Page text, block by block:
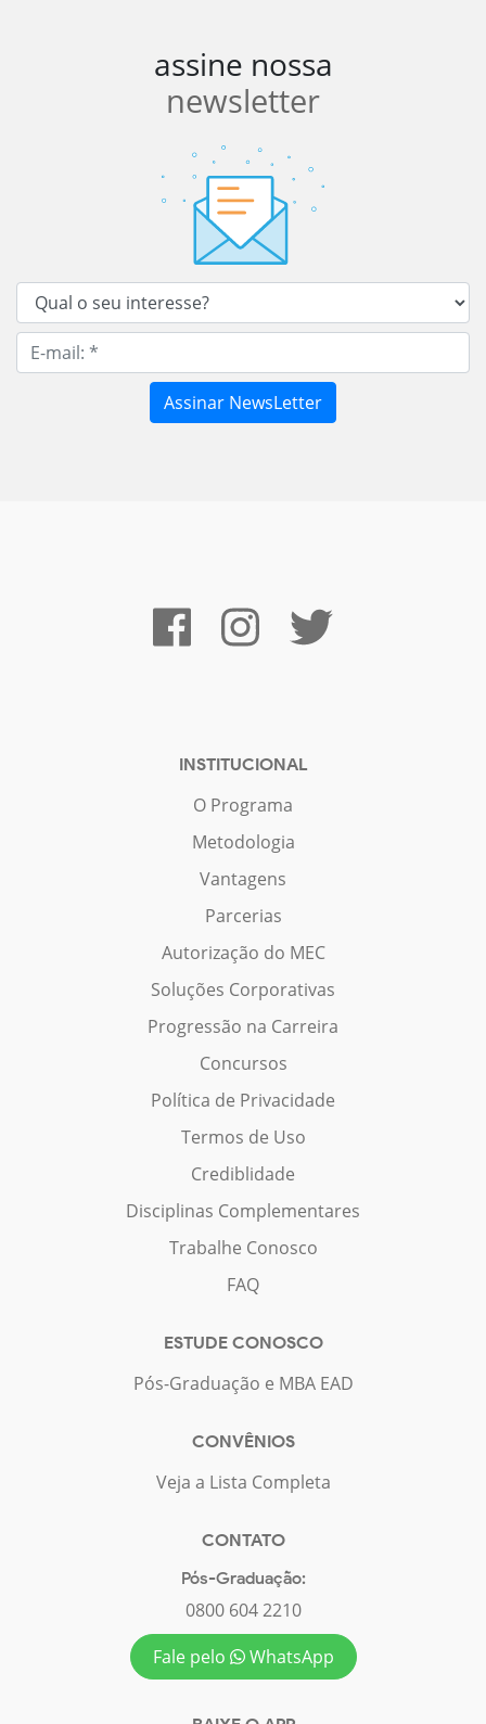
assine nossa
newsletter
INSTITUCIONAL
O Programa
Metodologia
Vantagens
Parcerias
Autorização do MEC
Soluções Corporativas
Progressão na Carreira
Concursos
Política de Privacidade
Termos de Uso
Crediblidade
Disciplinas Complementares
Trabalhe Conosco
FAQ
ESTUDE CONOSCO
Pós-Graduação e MBA EAD
CONVÊNIOS
Veja a Lista Completa
CONTATO
Pós-Graduação:
0800 604 2210
Fale pelo
WhatsApp